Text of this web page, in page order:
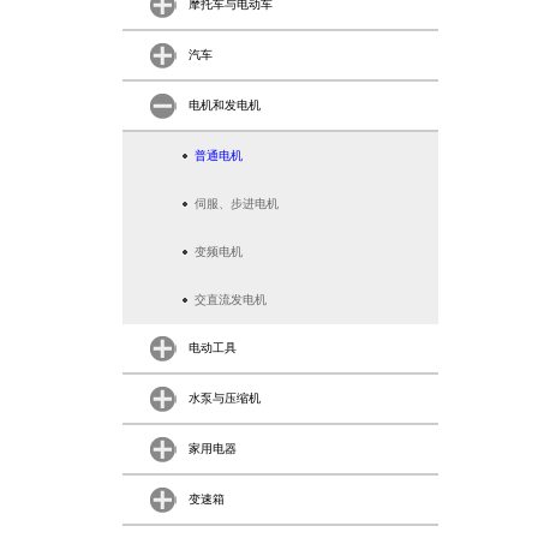
摩托车与电动车
汽车
电机和发电机
普通电机
伺服、步进电机
变频电机
交直流发电机
电动工具
水泵与压缩机
家用电器
变速箱